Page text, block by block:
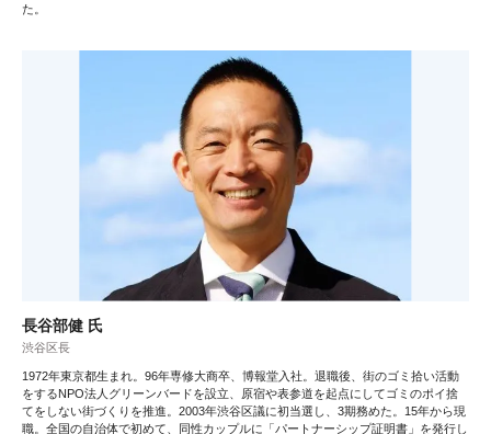
た。
長谷部健 氏
渋谷区長
1972年東京都生まれ。96年専修大商卒、博報堂入社。退職後、街のゴミ拾い活動
をするNPO法人グリーンバードを設立、原宿や表参道を起点にしてゴミのポイ捨
てをしない街づくりを推進。2003年渋谷区議に初当選し、3期務めた。15年から現
職。全国の自治体で初めて、同性カップルに「パートナーシップ証明書」を発行し